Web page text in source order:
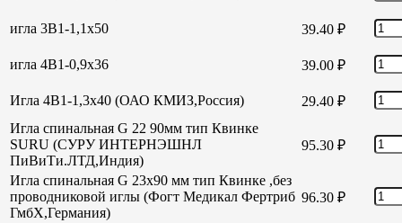
игла 3В1-1,1х50 39.40 ₽
игла 4В1-0,9х36 39.00 ₽
Игла 4В1-1,3х40 (ОАО КМИЗ,Россия) 29.40 ₽
Игла спинальная G 22 90мм тип Квинке
SURU (СУРУ ИНТЕРНЭШНЛ
ПиВиТи.ЛТД,Индия)
95.30 ₽
Игла спинальная G 23х90 мм тип Квинке ,без
проводниковой иглы (Фогт Медикал Фертриб
ГмбХ,Германия)
96.30 ₽